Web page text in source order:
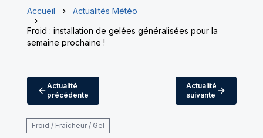
Accueil
Actualités Météo
Froid : installation de gelées généralisées pour la
semaine prochaine !
Actualité
précédente
Actualité
suivante
Froid / Fraîcheur / Gel